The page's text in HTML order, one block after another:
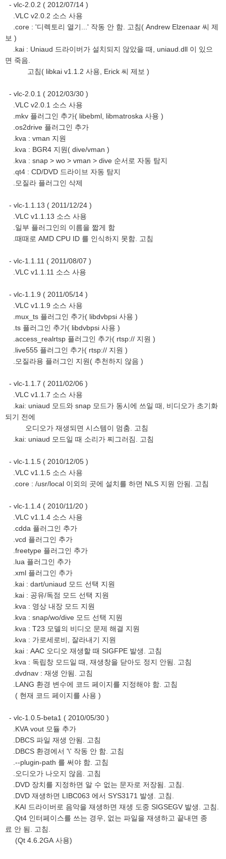
- vlc-2.0.2 ( 2012/07/14 )
.VLC v2.0.2 소스 사용
.core : '디렉토리 열기...' 작동 안 함. 고침( Andrew Elzenaar 씨 제
보 )
.kai : Uniaud 드라이버가 설치되지 않았을 때, uniaud.dll 이 있으
면 죽음.
고침( libkai v1.1.2 사용, Erick 씨 제보 )
- vlc-2.0.1 ( 2012/03/30 )
.VLC v2.0.1 소스 사용
.mkv 플러그인 추가( libebml, libmatroska 사용 )
.os2drive 플러그인 추가
.kva : vman 지원
.kva : BGR4 지원( dive/vman )
.kva : snap > wo > vman > dive 순서로 자동 탐지
.qt4 : CD/DVD 드라이브 자동 탐지
.모질라 플러그인 삭제
- vlc-1.1.13 ( 2011/12/24 )
.VLC v1.1.13 소스 사용
.일부 플러그인의 이름을 짧게 함
.때때로 AMD CPU ID 를 인식하지 못함. 고침
- vlc-1.1.11 ( 2011/08/07 )
.VLC v1.1.11 소스 사용
- vlc-1.1.9 ( 2011/05/14 )
.VLC v1.1.9 소스 사용
.mux_ts 플러그인 추가( libdvbpsi 사용 )
.ts 플러그인 추가( libdvbpsi 사용 )
.access_realrtsp 플러그인 추가( rtsp:// 지원 )
.live555 플러그인 추가( rtsp:// 지원 )
.모질라용 플러그인 지원( 추천하지 않음 )
- vlc-1.1.7 ( 2011/02/06 )
.VLC v1.1.7 소스 사용
.kai: uniaud 모드와 snap 모드가 동시에 쓰일 때, 비디오가 초기화
되기 전에
오디오가 재생되면 시스템이 멈춤. 고침
.kai: uniaud 모드일 때 소리가 찌그러짐. 고침
- vlc-1.1.5 ( 2010/12/05 )
.VLC v1.1.5 소스 사용
.core : /usr/local 이외의 곳에 설치를 하면 NLS 지원 안됨. 고침
- vlc-1.1.4 ( 2010/11/20 )
.VLC v1.1.4 소스 사용
.cdda 플러그인 추가
.vcd 플러그인 추가
.freetype 플러그인 추가
.lua 플러그인 추가
.xml 플러그인 추가
.kai : dart/uniaud 모드 선택 지원
.kai : 공유/독점 모드 선택 지원
.kva : 영상 내장 모드 지원
.kva : snap/wo/dive 모드 선택 지원
.kva : T23 모델의 비디오 문제 해결 지원
.kva : 가로세로비, 잘라내기 지원
.kai : AAC 오디오 재생할 때 SIGFPE 발생. 고침
.kva : 독립창 모드일 때, 재생창을 닫아도 정지 안됨. 고침
.dvdnav : 재생 안됨. 고침
.LANG 환경 변수에 코드 페이지를 지정해야 함. 고침
( 현재 코드 페이지를 사용 )
- vlc-1.0.5-beta1 ( 2010/05/30 )
.KVA vout 모듈 추가
.DBCS 파일 재생 안됨. 고침
.DBCS 환경에서 '\' 작동 안 함. 고침
.--plugin-path 를 써야 함. 고침
.오디오가 나오지 않음. 고침
.DVD 장치를 지정하면 알 수 없는 문자로 저장됨. 고침.
.DVD 재생하면 LIBC063 에서 SYS3171 발생. 고침.
.KAI 드라이버로 음악을 재생하면 재생 도중 SIGSEGV 발생. 고침.
.Qt4 인터페이스를 쓰는 경우, 없는 파일을 재생하고 끝내면 종
료 안 됨. 고침.
(Qt 4.6.2GA 사용)